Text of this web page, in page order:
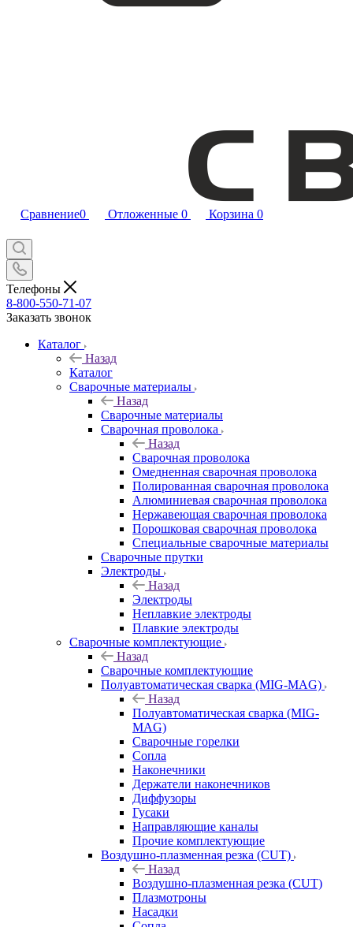
Сравнение0 Отложенные 0 Корзина 0
Телефоны
8-800-550-71-07
Заказать звонок
Каталог
Назад
Каталог
Сварочные материалы
Назад
Сварочные материалы
Сварочная проволока
Назад
Сварочная проволока
Омедненная сварочная проволока
Полированная сварочная проволока
Алюминиевая сварочная проволока
Нержавеющая сварочная проволока
Порошковая сварочная проволока
Специальные сварочные материалы
Сварочные прутки
Электроды
Назад
Электроды
Неплавкие электроды
Плавкие электроды
Сварочные комплектующие
Назад
Сварочные комплектующие
Полуавтоматическая сварка (MIG-MAG)
Назад
Полуавтоматическая сварка (MIG-
MAG)
Сварочные горелки
Сопла
Наконечники
Держатели наконечников
Диффузоры
Гусаки
Направляющие каналы
Прочие комплектующие
Воздушно-плазменная резка (CUT)
Назад
Воздушно-плазменная резка (CUT)
Плазмотроны
Насадки